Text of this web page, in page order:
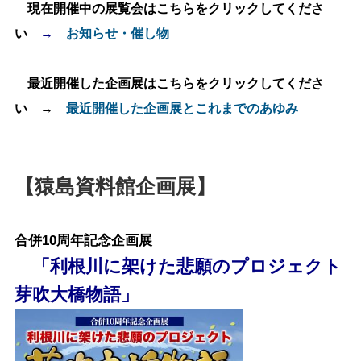
現在開催中の展覧会はこちらをクリックしてくださ
い→ お知らせ・催し物
最近開催した企画展はこちらをクリックしてくださ
い → 最近開催した企画展とこれまでのあゆみ
【猿島資料館企画展】
合併10周年記念企画展
「利根川に架けた悲願のプロジェクト
芽吹大橋物語」